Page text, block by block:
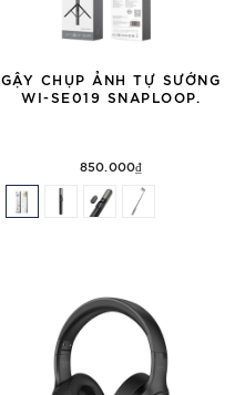
GẬY CHỤP ẢNH TỰ SƯỚNG
WI-SE019 SNAPLOOP.
850.000₫